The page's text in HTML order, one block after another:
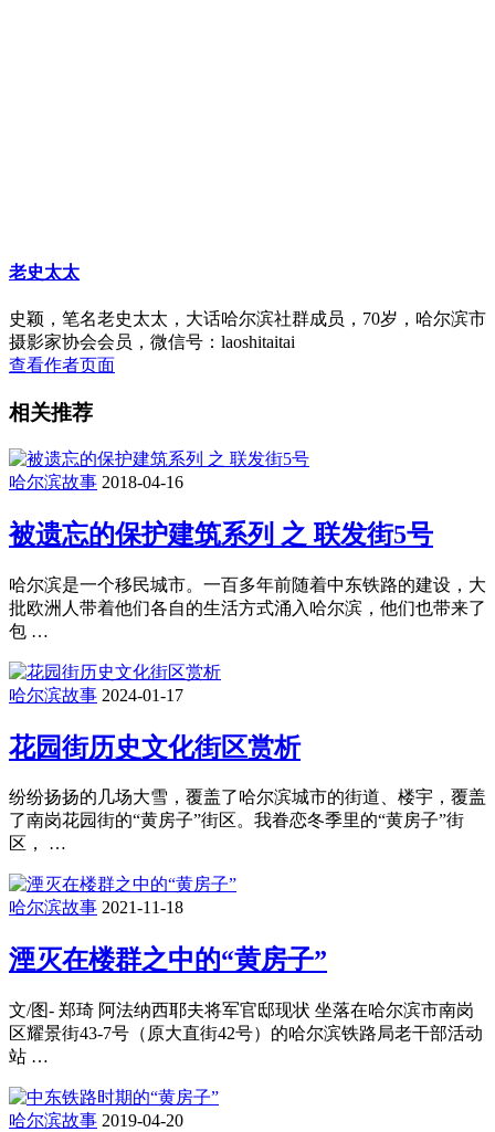
老史太太
史颖，笔名老史太太，大话哈尔滨社群成员，70岁，哈尔滨市
摄影家协会会员，微信号：laoshitaitai
查看作者页面
相关推荐
哈尔滨故事 2018-04-16
被遗忘的保护建筑系列 之 联发街5号
哈尔滨是一个移民城市。一百多年前随着中东铁路的建设，大
批欧洲人带着他们各自的生活方式涌入哈尔滨，他们也带来了
包 …
哈尔滨故事 2024-01-17
花园街历史文化街区赏析
纷纷扬扬的几场大雪，覆盖了哈尔滨城市的街道、楼宇，覆盖
了南岗花园街的“黄房子”街区。我眷恋冬季里的“黄房子”街
区， …
哈尔滨故事 2021-11-18
湮灭在楼群之中的“黄房子”
文/图- 郑琦 阿法纳西耶夫将军官邸现状 坐落在哈尔滨市南岗
区耀景街43-7号（原大直街42号）的哈尔滨铁路局老干部活动
站 …
哈尔滨故事 2019-04-20